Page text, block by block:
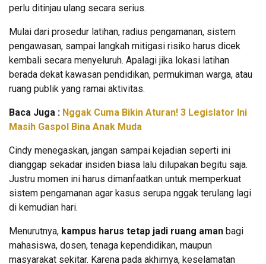
perlu ditinjau ulang secara serius.
Mulai dari prosedur latihan, radius pengamanan, sistem
pengawasan, sampai langkah mitigasi risiko harus dicek
kembali secara menyeluruh. Apalagi jika lokasi latihan
berada dekat kawasan pendidikan, permukiman warga, atau
ruang publik yang ramai aktivitas.
Baca Juga : Nggak Cuma Bikin Aturan! 3 Legislator Ini
Masih Gaspol Bina Anak Muda
Cindy menegaskan, jangan sampai kejadian seperti ini
dianggap sekadar insiden biasa lalu dilupakan begitu saja.
Justru momen ini harus dimanfaatkan untuk memperkuat
sistem pengamanan agar kasus serupa nggak terulang lagi
di kemudian hari.
Menurutnya, kampus harus tetap jadi ruang aman bagi
mahasiswa, dosen, tenaga kependidikan, maupun
masyarakat sekitar. Karena pada akhirnya, keselamatan